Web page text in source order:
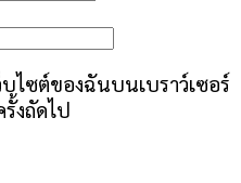
ไซต์ของฉันบนเบราว์เซอร์
งถัดไป